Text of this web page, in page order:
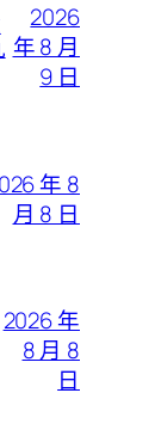
2026
年 8 月
9 日
年 8
月 8 日
2026 年
8 月 8
日